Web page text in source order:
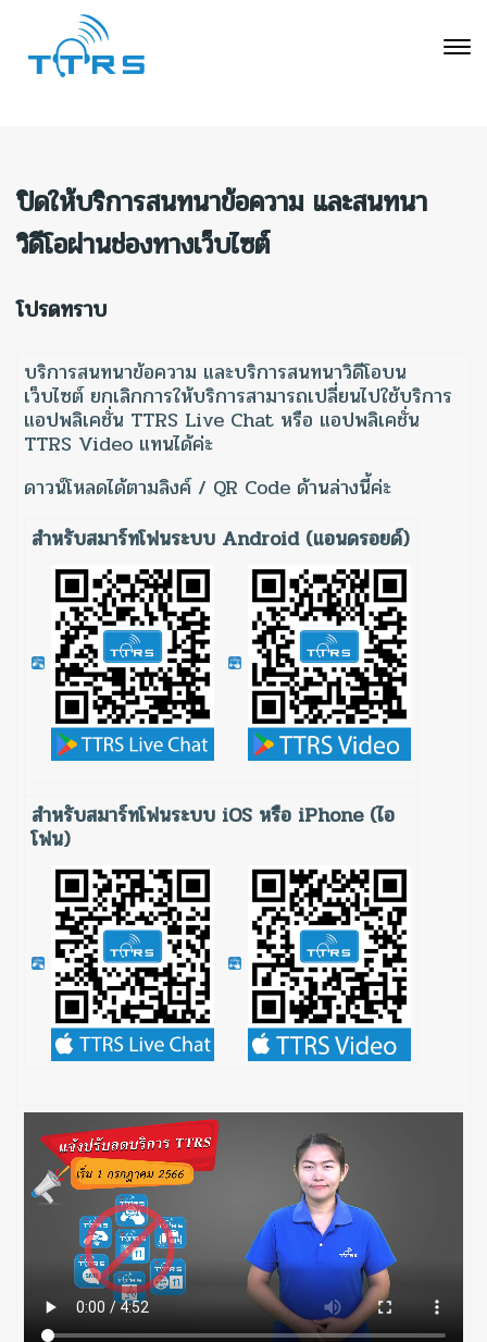
ปิดให้บริการสนทนาข้อความ และสนทนา
วิดีโอผ่านช่องทางเว็บไซต์
โปรดทราบ
บริการสนทนาข้อความ และบริการสนทนาวิดีโอบน
เว็บไซต์ ยกเลิกการให้บริการสามารถเปลี่ยนไปใช้บริการ
แอปพลิเคชั่น TTRS Live Chat หรือ แอปพลิเคชั่น
TTRS Video แทนได้ค่ะ
ดาวน์โหลดได้ตามลิงค์ / QR Code ด้านล่างนี้ค่ะ
สำหรับสมาร์ทโฟนระบบ Android (แอนดรอยด์)
สำหรับสมาร์ทโฟนระบบ iOS หรือ iPhone (ไอ
โฟน)